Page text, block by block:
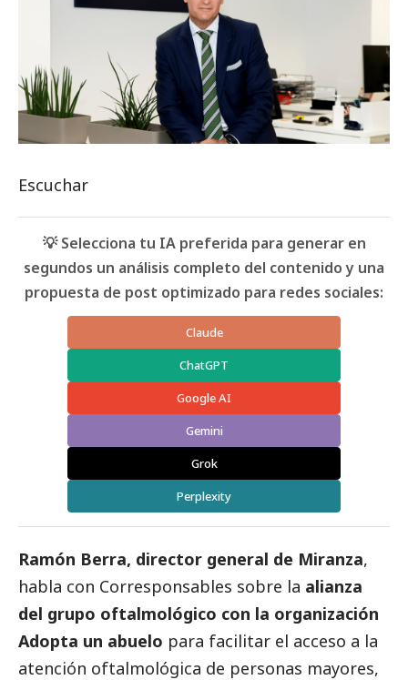
Escuchar
💡 Selecciona tu IA preferida para generar en
segundos un análisis completo del contenido y una
propuesta de post optimizado para redes sociales:
Claude
ChatGPT
Google AI
Gemini
Grok
Perplexity
Ramón Berra, director general de Miranza,
habla con Corresponsables sobre la alianza
del grupo oftalmológico con la organización
Adopta un abuelo para facilitar el acceso a la
atención oftalmológica de personas mayores,